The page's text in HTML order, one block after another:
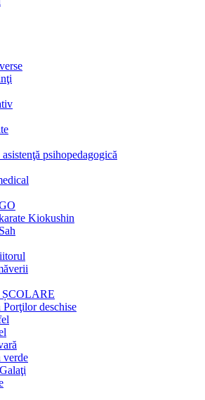
psihopedagogică
Kiokushin
Porţilor deschise
verde